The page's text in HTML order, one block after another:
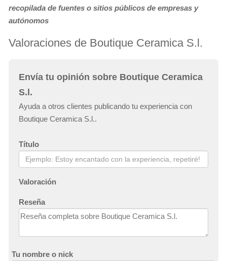
recopilada de fuentes o sitios públicos de empresas y
autónomos
Valoraciones de Boutique Ceramica S.l.
Envía tu opinión sobre Boutique Ceramica
S.l.
Ayuda a otros clientes publicando tu experiencia con
Boutique Ceramica S.l..
Título
Valoración
Reseña
Tu nombre o nick